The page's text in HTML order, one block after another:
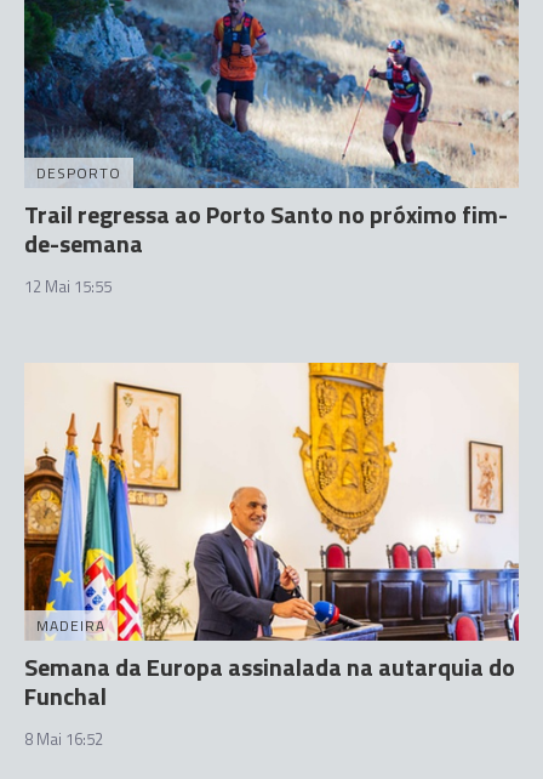
DESPORTO
Trail regressa ao Porto Santo no próximo fim-
de-semana
12 Mai 15:55
MADEIRA
Semana da Europa assinalada na autarquia do
Funchal
8 Mai 16:52